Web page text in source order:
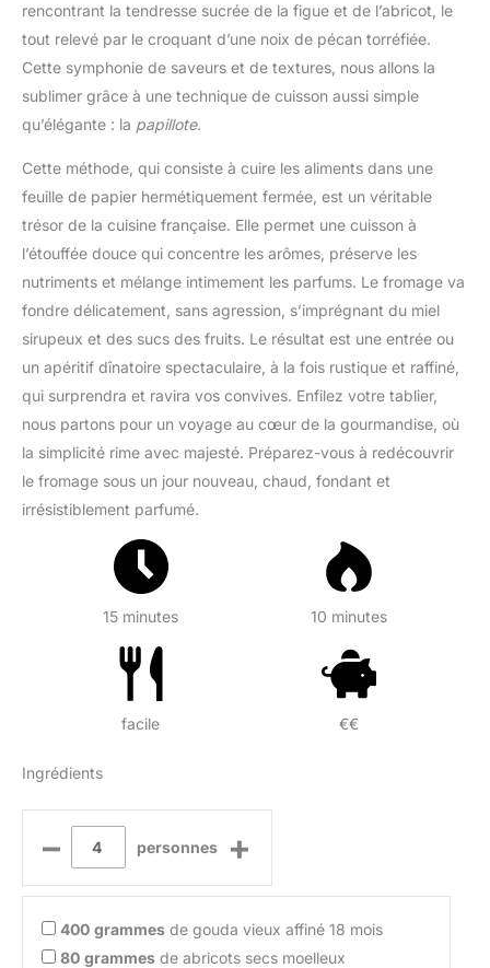
rencontrant la tendresse sucrée de la figue et de l’abricot, le
tout relevé par le croquant d’une noix de pécan torréfiée.
Cette symphonie de saveurs et de textures, nous allons la
sublimer grâce à une technique de cuisson aussi simple
qu’élégante : la papillote.
Cette méthode, qui consiste à cuire les aliments dans une
feuille de papier hermétiquement fermée, est un véritable
trésor de la cuisine française. Elle permet une cuisson à
l’étouffée douce qui concentre les arômes, préserve les
nutriments et mélange intimement les parfums. Le fromage va
fondre délicatement, sans agression, s’imprégnant du miel
sirupeux et des sucs des fruits. Le résultat est une entrée ou
un apéritif dînatoire spectaculaire, à la fois rustique et raffiné,
qui surprendra et ravira vos convives. Enfilez votre tablier,
nous partons pour un voyage au cœur de la gourmandise, où
la simplicité rime avec majesté. Préparez-vous à redécouvrir
le fromage sous un jour nouveau, chaud, fondant et
irrésistiblement parfumé.
15 minutes 10 minutes
facile €€
Ingrédients
– personnes +
400 grammes de gouda vieux affiné 18 mois
80 grammes de abricots secs moelleux